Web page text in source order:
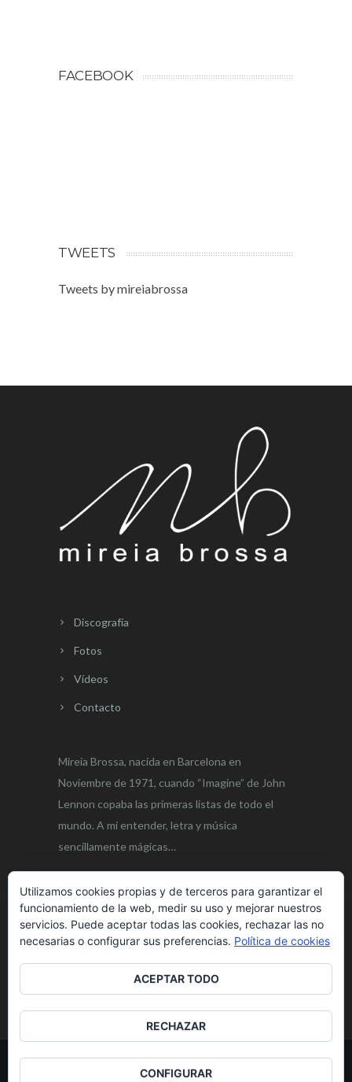
FACEBOOK
TWEETS
Tweets by mireiabrossa
Discografía
Fotos
Vídeos
Contacto
Mireia Brossa, nacida en Barcelona en
Noviembre de 1971, cuando “Imagine” de John
Lennon copaba las primeras listas de todo el
mundo. A mi entender, letra y música
sencillamente mágicas…
SIGUE A MIREIA BROSSA:
© 2025 Mireia Brossa | Todos los Derechos
Utilizamos cookies propias y de terceros para garantizar el
funcionamiento de la web, medir su uso y mejorar nuestros
servicios. Puede aceptar todas las cookies, rechazar las no
necesarias o configurar sus preferencias. Política de cookies
ACEPTAR TODO
RECHAZAR
CONFIGURAR